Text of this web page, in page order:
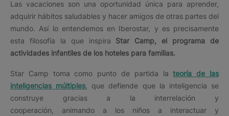
Las vacaciones son una oportunidad única para aprender,
adquirir hábitos saludables y hacer amigos de otras partes del
mundo. Así lo entendemos en Iberostar, y es precisamente
esta filosofía la que inspira Star Camp, el programa de
actividades infantiles de los hoteles para familias.
Star Camp toma como punto de partida lateoría de las
inteligencias múltiples , que defiende que la inteligencia se
construye gracias a la interrelación y
cooperación, animando a los niños a interactuar y